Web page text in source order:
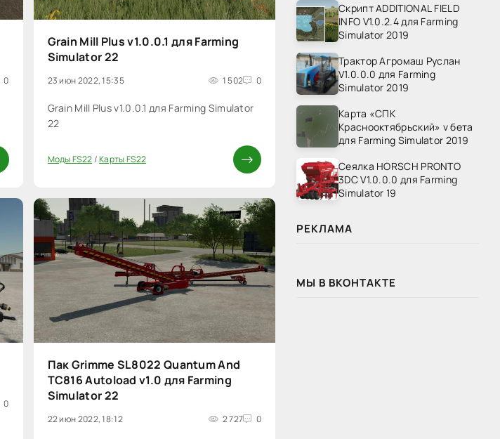
0
Grain Mill Plus v1.0.0.1 для Farming
Simulator 22
23 июн 2022, 15:35 1 502 0
Grain Mill Plus v1.0.0.1 для Farming Simulator
22
Моды FS22/Карты FS22
0
Пак Grimme SL8022 Quantum And
TC816 Autoload v1.0 для Farming
Simulator 22
22 июн 2022, 18:12 2 727 0
Скрипт ADDITIONAL FIELD
INFO V1.0.2.4 для Farming
Simulator 2019
Трактор Агромаш Руслан
V1.0.0.0 для Farming
Simulator 2019
Карта «СПК
Краснооктябрьский» v бета
для Farming Simulator 2019
Сеялка HORSCH PRONTO
3DC V1.0.0.0 для Farming
Simulator 19
РЕКЛАМА
МЫ В ВКОНТАКТЕ